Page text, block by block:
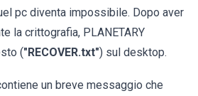
pc diventa impossibile. Dopo aver
la crittografia, PLANETARY
("RECOVER.txt") sul desktop.
un breve messaggio che